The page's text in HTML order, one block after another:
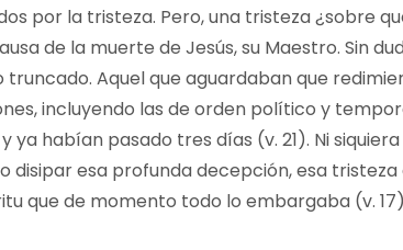
por la tristeza. Pero, una tristeza ¿sobre
de la muerte de Jesús, su Maestro. Sin
Aquel que aguardaban que
incluyendo las de orden político y
ya habían pasado tres días (v. 21). Ni
disipar esa profunda decepción, esa tristeza
que de momento todo lo embargaba (v.